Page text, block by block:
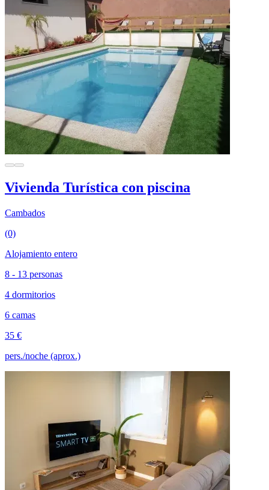
Vivienda Turística con piscina
Cambados
(0)
Alojamiento entero
8 - 13 personas
4 dormitorios
6 camas
35 €
pers./noche (aprox.)